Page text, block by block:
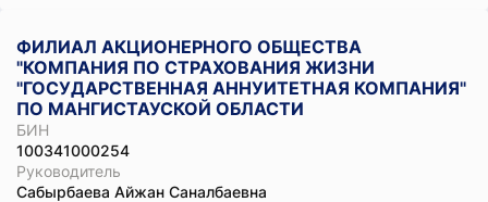
ФИЛИАЛ АКЦИОНЕРНОГО ОБЩЕСТВА
"КОМПАНИЯ ПО СТРАХОВАНИЯ ЖИЗНИ
"ГОСУДАРСТВЕННАЯ АННУИТЕТНАЯ КОМПАНИЯ"
ПО МАНГИСТАУСКОЙ ОБЛАСТИ
БИН
100341000254
Руководитель
Сабырбаева Айжан Саналбаевна